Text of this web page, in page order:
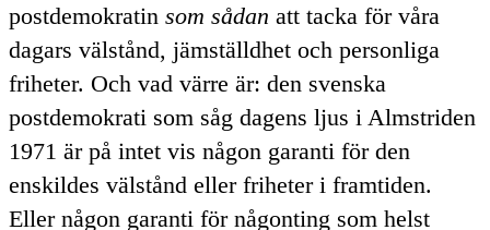
postdemokratin som sådan att tacka för våra
dagars välstånd, jämställdhet och personliga
friheter. Och vad värre är: den svenska
postdemokrati som såg dagens ljus i Almstriden
1971 är på intet vis någon garanti för den
enskildes välstånd eller friheter i framtiden.
Eller någon garanti för någonting som helst